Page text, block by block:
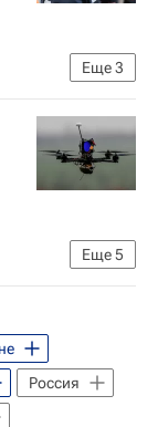
Еще3
Еще5
Россия